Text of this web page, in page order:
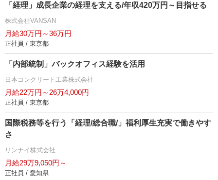
「経理」成長企業の経理を支える/年収420万円～目指せる
株式会社VANSAN
月給30万円～36万円
正社員 / 東京都
「内部統制」バックオフィス経験を活用
日本コンクリート工業株式会社
月給22万円～26万4,000円
正社員 / 東京都
国際税務等を行う「経理/総合職/」福利厚生充実で働きやす
さ
リンナイ株式会社
月給29万9,050円～
正社員 / 愛知県